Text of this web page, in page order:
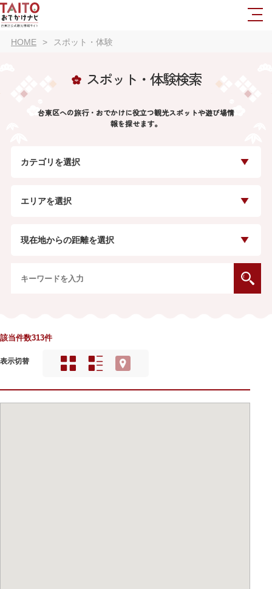
HOME スポット・体験
スポット・体験検索
台東区への旅行・おでかけに役立つ観光スポットや遊び場情
報を探せます。
カテゴリを選択
エリアを選択
現在地からの距離を選択
該当件数313件
表示切替